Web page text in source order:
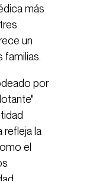
más
un
familias.
por
refleja la
el